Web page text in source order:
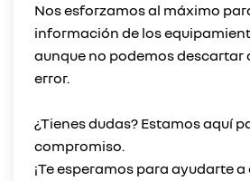
Nos esforzamos al máximo
información de los
aunque no podemos descartar
error.
¿Tienes dudas? Estamos aquí
compromiso.
¡Te esperamos para ayudarte